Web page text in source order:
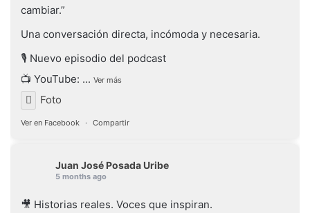
cambiar.”
Una conversación directa, incómoda y necesaria.
🎙️ Nuevo episodio del podcast
📺 YouTube: ... Ver más
Foto
Ver en Facebook · Compartir
Juan José Posada Uribe
5 months ago
🎥 Historias reales. Voces que inspiran.